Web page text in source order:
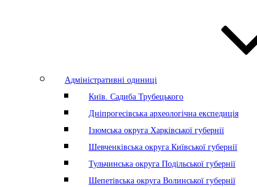
Адміністративні одиниці
Київ. Садиба Трубецького
Дніпрогесівська археологічна експедиція
Ізюмська округа Харківської губернії
Шевченківська округа Київської губернії
Тульчинська округа Подільської губернії
Шепетівська округа Волинської губернії